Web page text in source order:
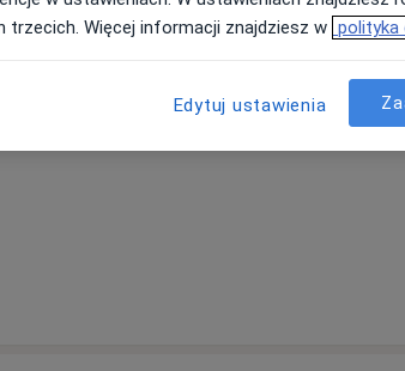
Pokaż profil
Więcej informacji znajdziesz w polityka
Edytuj ustawienia